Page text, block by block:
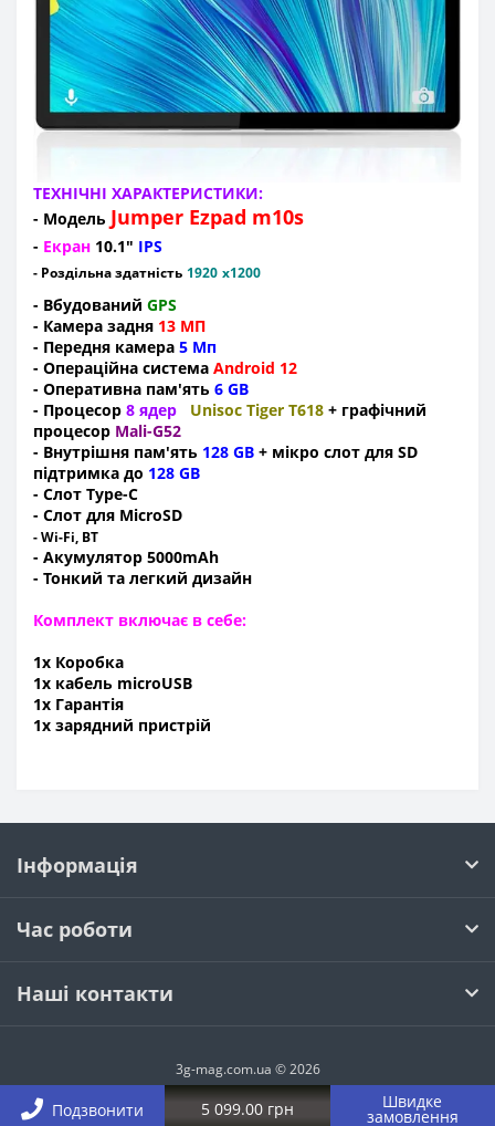
ТЕХНІЧНІ ХАРАКТЕРИСТИКИ:
- Модель Jumper Ezpad m10s
- Екран 10.1" IPS
- Роздільна здатність 1920 x1200
- Вбудований GPS
- Камера задня 13 МП
- Передня камера 5 Мп
- Операційна система Android 12
- Оперативна пам'ять 6 GB
- Процесор 8 ядер Unisoc Tiger T618 + графічний
процесор Mali-G52
- Внутрішня пам'ять 128 GB + мікро слот для SD
підтримка до 128 GB
- Слот Type-C
- Слот для MicroSD
- Wi-Fi, BT
- Акумулятор 5000mAh
- Тонкий та легкий дизайн
Комплект включає в себе:
1х Коробка
1х кабель microUSB
1х Гарантія
1х зарядний пристрій
5 099.00 грн Швидке
замовлення
Інформація
Час роботи
Наші контакти
3g-mag.com.ua © 2026
Подзвонити